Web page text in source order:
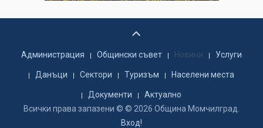
Администрация Общински съвет Новини Услуги
Данъци Сектори Туризъм Населени места
Документи
Актуално
Всички права запазени © © 2026 Община Момчилград.
Вход!